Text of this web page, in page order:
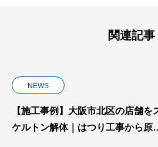
関連記事
NEWS
【施工事例】大阪市北区の店舗をス
ケルトン解体｜はつり工事から原状